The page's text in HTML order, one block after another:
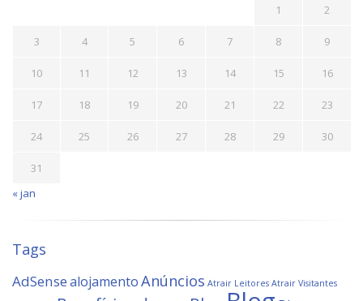
1 2
3 4 5 6 7 8 9
10 11 12 13 14 15 16
17 18 19 20 21 22 23
24 25 26 27 28 29 30
31
« jan
Tags
AdSensealojamentoAnúncios Atrair Leitores Atrair Visitantes